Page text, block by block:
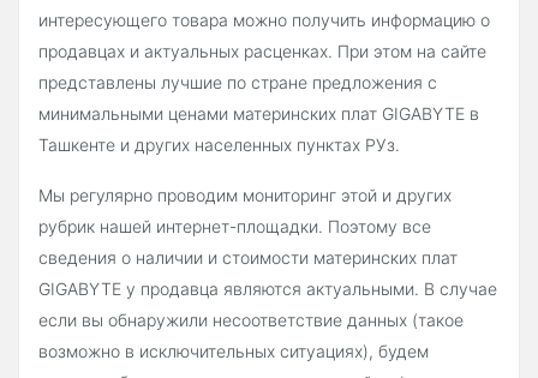
интересующего товара можно получить информацию о
продавцах и актуальных расценках. При этом на сайте
представлены лучшие по стране предложения с
минимальными ценами материнских плат GIGABYTE в
Ташкенте и других населенных пунктах РУз.
Мы регулярно проводим мониторинг этой и других
рубрик нашей интернет-площадки. Поэтому все
сведения о наличии и стоимости материнских плат
GIGABYTE у продавца являются актуальными. В случае
если вы обнаружили несоответствие данных (такое
возможно в исключительных ситуациях), будем